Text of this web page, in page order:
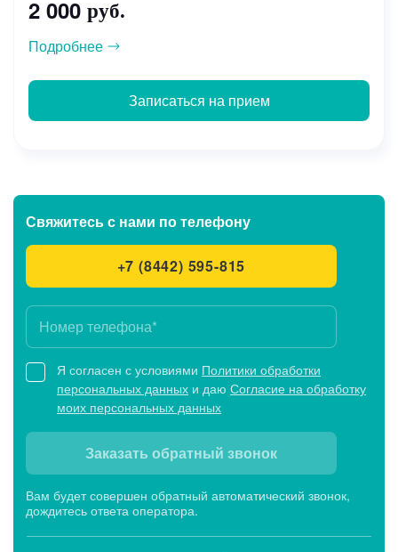
2 000 руб.
Подробнее
Записаться на прием
Свяжитесь с нами по телефону
+7 (8442) 595-815
Я согласен с условиями Политики обработки
персональных данных и даю Согласие на обработку
моих персональных данных
Заказать обратный звонок
Вам будет совершен обратный автоматический звонок,
дождитесь ответа оператора.